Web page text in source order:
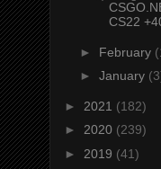
CS22
► February
► January
► 2021 (182)
► 2020 (239)
► 2019 (41)